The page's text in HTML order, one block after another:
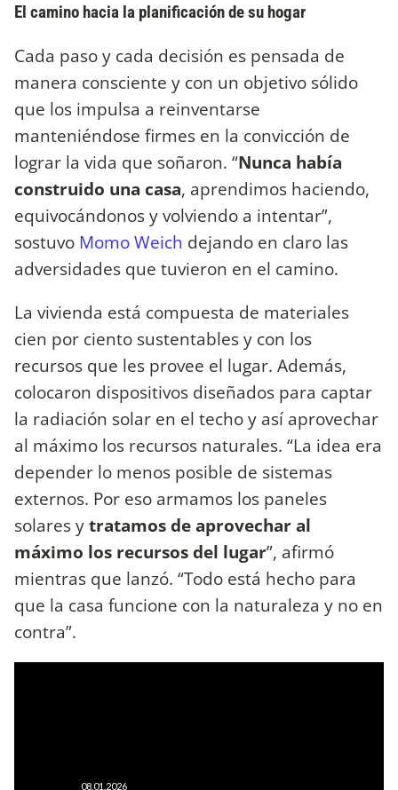
El camino hacia la planificación de su hogar
Cada paso y cada decisión es pensada de
manera consciente y con un objetivo sólido
que los impulsa a reinventarse
manteniéndose firmes en la convicción de
lograr la vida que soñaron. “Nunca había
construido una casa, aprendimos haciendo,
equivocándonos y volviendo a intentar”,
sostuvo Momo Weich dejando en claro las
adversidades que tuvieron en el camino.
La vivienda está compuesta de materiales
cien por ciento sustentables y con los
recursos que les provee el lugar. Además,
colocaron dispositivos diseñados para captar
la radiación solar en el techo y así aprovechar
al máximo los recursos naturales. “La idea era
depender lo menos posible de sistemas
externos. Por eso armamos los paneles
solares ytratamos de aprovechar al
máximo los recursos del lugar”, afirmó
mientras que lanzó. “Todo está hecho para
que la casa funcione con la naturaleza y no en
contra”.